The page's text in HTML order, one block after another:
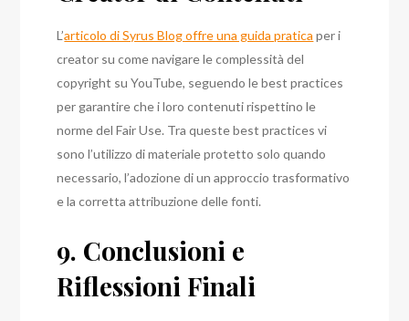
L’articolo di Syrus Blog offre una guida pratica per i
creator su come navigare le complessità del
copyright su YouTube, seguendo le best practices
per garantire che i loro contenuti rispettino le
norme del Fair Use. Tra queste best practices vi
sono l’utilizzo di materiale protetto solo quando
necessario, l’adozione di un approccio trasformativo
e la corretta attribuzione delle fonti.
9. Conclusioni e
Riflessioni Finali